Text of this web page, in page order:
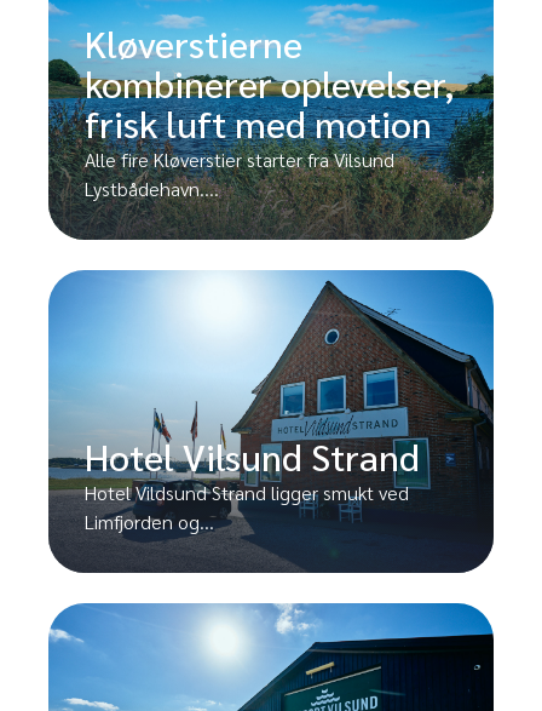
Kløverstierne
kombinerer oplevelser,
frisk luft med motion
Alle fire Kløverstier starter fra Vilsund
Lystbådehavn....
Hotel Vilsund Strand
Hotel Vildsund Strand ligger smukt ved
Limfjorden og...